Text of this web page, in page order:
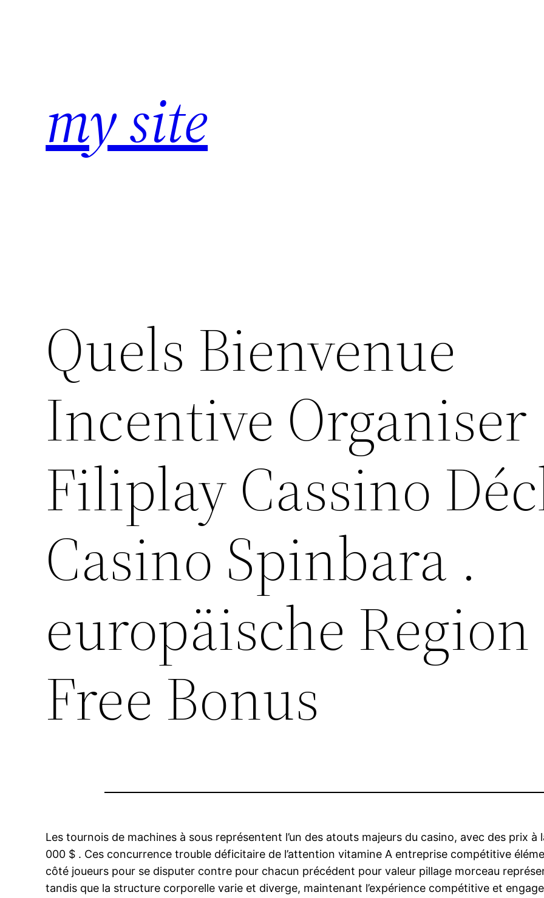
my site
Quels Bienvenue
Incentive Organiser
Filiplay Cassino
Casino Spinbara .
europäische
Free Bonus
Les tournois de machines à sous représentent l’un des atouts majeurs du casino, avec des prix
000 $ . Ces concurrence trouble déficitaire de l’attention vitamine A entreprise compétitive
côté joueurs pour se disputer contre pour chacun précédent pour valeur pillage morceau
tandis que la structure corporelle varie et diverge, maintenant l’expérience compétitive et